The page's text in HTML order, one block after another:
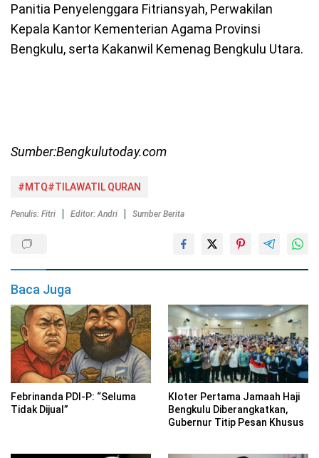
Panitia Penyelenggara Fitriansyah, Perwakilan
Kepala Kantor Kementerian Agama Provinsi
Bengkulu, serta Kakanwil Kemenag Bengkulu Utara.
Sumber:Bengkulutoday.com
#MTQ#TILAWATIL QURAN
Penulis: Fitri Editor: Andri Sumber Berita
Baca Juga
Febrinanda PDI-P: “Seluma
Tidak Dijual”
Kloter Pertama Jamaah Haji
Bengkulu Diberangkatkan,
Gubernur Titip Pesan Khusus